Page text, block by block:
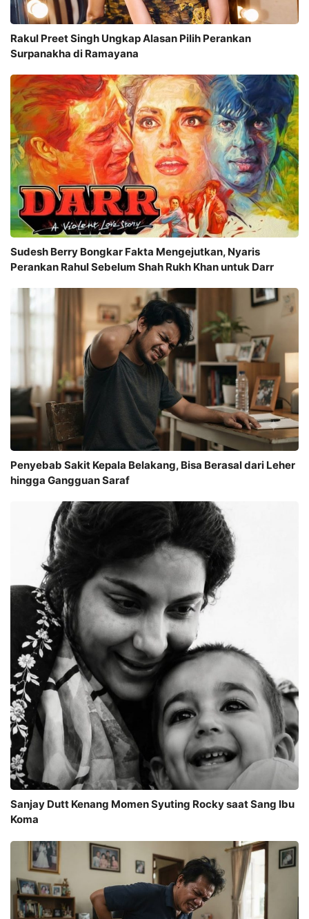
Rakul Preet Singh Ungkap Alasan Pilih Perankan
Surpanakha di Ramayana
Sudesh Berry Bongkar Fakta Mengejutkan, Nyaris
Perankan Rahul Sebelum Shah Rukh Khan untuk Darr
Penyebab Sakit Kepala Belakang, Bisa Berasal dari Leher
hingga Gangguan Saraf
Sanjay Dutt Kenang Momen Syuting Rocky saat Sang Ibu
Koma